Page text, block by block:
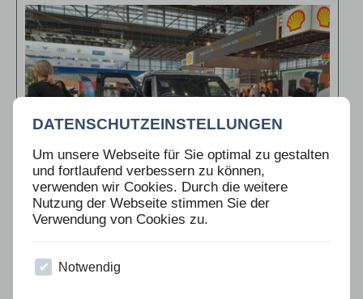
DATENSCHUTZEINSTELLUNGEN
Um unsere Webseite für Sie optimal zu gestalten
und fortlaufend verbessern zu können,
verwenden wir Cookies. Durch die weitere
Nutzung der Webseite stimmen Sie der
Verwendung von Cookies zu.
Notwendig